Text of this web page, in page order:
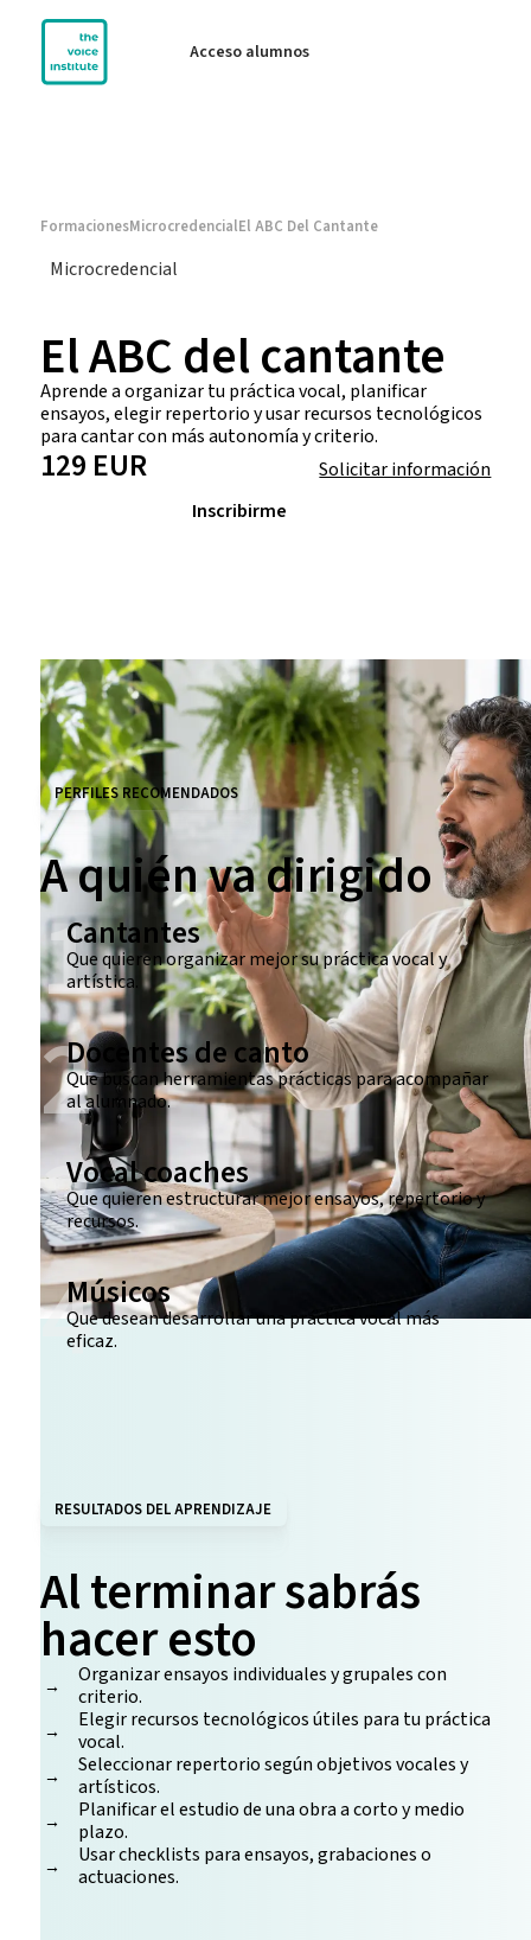
Acceso alumnos
FormacionesMicrocredencialEl ABC Del Cantante
Microcredencial
El ABC del cantante
Aprende a organizar tu práctica vocal, planificar
ensayos, elegir repertorio y usar recursos tecnológicos
para cantar con más autonomía y criterio.
129 EUR
Solicitar información
Inscribirme
PERFILES RECOMENDADOS
A quién va dirigido
1Cantantes
Que quieren organizar mejor su práctica vocal y
artística.
2Docentes de canto
Que buscan herramientas prácticas para acompañar
al alumnado.
3Vocal coaches
Que quieren estructurar mejor ensayos, repertorio y
recursos.
4Músicos
Que desean desarrollar una práctica vocal más
eficaz.
RESULTADOS DEL APRENDIZAJE
Al terminar sabrás
hacer esto
Organizar ensayos individuales y grupales con
criterio.
Elegir recursos tecnológicos útiles para tu práctica
vocal.
Seleccionar repertorio según objetivos vocales y
artísticos.
Planificar el estudio de una obra a corto y medio
plazo.
Usar checklists para ensayos, grabaciones o
actuaciones.